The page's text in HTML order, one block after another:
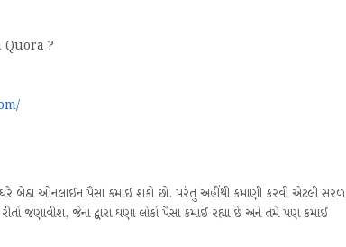
Quora ?
ઘરે બેઠા ઓનલાઈન પૈસા કમાઈ શકો છો. પરંતુ અહીંથી કમાણી કરવી એટલી સરળ
જણાવીશ, જેના દ્વારા ઘણા લોકો પૈસા કમાઈ રહ્યા છે અને તમે પણ કમાઈ